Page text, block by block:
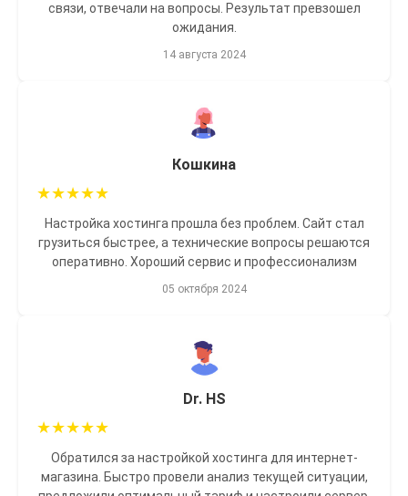
связи, отвечали на вопросы. Результат превзошел
ожидания.
14 августа 2024
Кошкина
★★★★★
Настройка хостинга прошла без проблем. Сайт стал
грузиться быстрее, а технические вопросы решаются
оперативно. Хороший сервис и профессионализм
05 октября 2024
Dr. HS
★★★★★
Обратился за настройкой хостинга для интернет-
магазина. Быстро провели анализ текущей ситуации,